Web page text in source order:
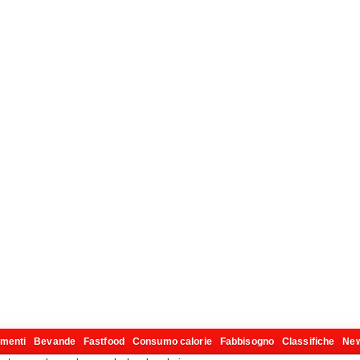
Bevande Fastfood Consumo calorie Fabbisogno Classifiche